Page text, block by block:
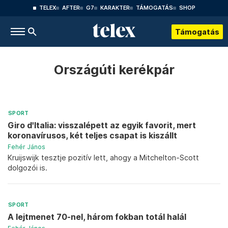
TELEX AFTER G7 KARAKTER TÁMOGATÁS SHOP
Támogatás
Országúti kerékpár
SPORT
Giro d'Italia: visszalépett az egyik favorit, mert
koronavírusos, két teljes csapat is kiszállt
Fehér János
Kruijswijk tesztje pozitív lett, ahogy a Mitchelton-Scott
dolgozói is.
SPORT
A lejtmenet 70-nel, három fokban totál halál